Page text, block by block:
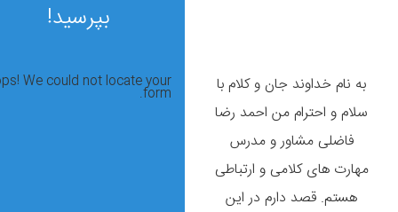
به نام خداوند جان و کلام با
سلام و احترام من احمد رضا
فاضلی مشاور و مدرس
مهارت های کلامی و ارتباطی
هستم. قصد دارم در این
بپرسید!
We could not locate your
form.